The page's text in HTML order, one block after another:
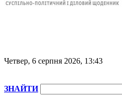
Четвер, 6 серпня 2026, 13:43
ЗНАЙТИ